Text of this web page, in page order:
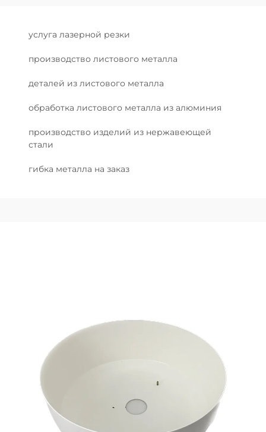
услуга лазерной резки
производство листового металла
деталей из листового металла
обработка листового металла из алюминия
производство изделий из нержавеющей
стали
гибка металла на заказ